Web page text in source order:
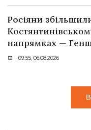
Росіяни
напрямках —
09:55, 06.08.2026